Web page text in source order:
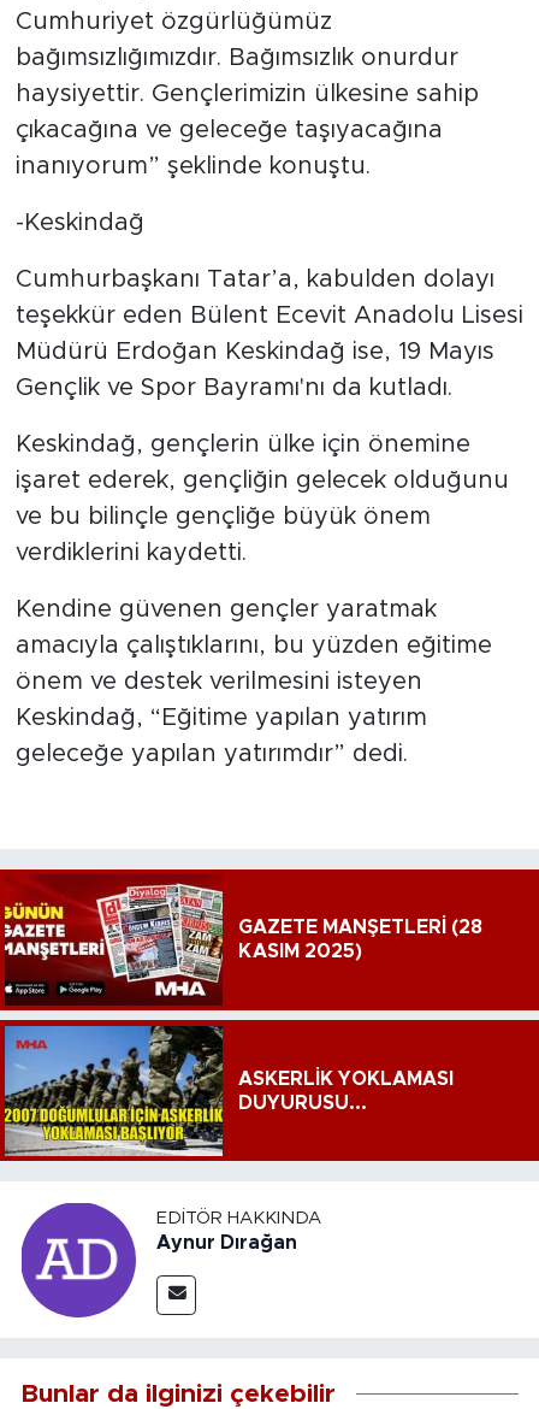
Cumhuriyet özgürlüğümüz
bağımsızlığımızdır. Bağımsızlık onurdur
haysiyettir. Gençlerimizin ülkesine sahip
çıkacağına ve geleceğe taşıyacağına
inanıyorum” şeklinde konuştu.
-Keskindağ
Cumhurbaşkanı Tatar’a, kabulden dolayı
teşekkür eden Bülent Ecevit Anadolu Lisesi
Müdürü Erdoğan Keskindağ ise, 19 Mayıs
Gençlik ve Spor Bayramı'nı da kutladı.
Keskindağ, gençlerin ülke için önemine
işaret ederek, gençliğin gelecek olduğunu
ve bu bilinçle gençliğe büyük önem
verdiklerini kaydetti.
Kendine güvenen gençler yaratmak
amacıyla çalıştıklarını, bu yüzden eğitime
önem ve destek verilmesini isteyen
Keskindağ, “Eğitime yapılan yatırım
geleceğe yapılan yatırımdır” dedi.
GAZETE MANŞETLERİ (28
KASIM 2025)
ASKERLİK YOKLAMASI
DUYURUSU...
EDITÖR HAKKINDA
Aynur Dırağan
Bunlar da ilginizi çekebilir